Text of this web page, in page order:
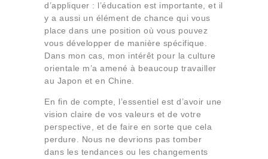
d’appliquer : l’éducation est importante, et il
y a aussi un élément de chance qui vous
place dans une position où vous pouvez
vous développer de manière spécifique.
Dans mon cas, mon intérêt pour la culture
orientale m’a amené à beaucoup travailler
au Japon et en Chine.
En fin de compte, l’essentiel est d’avoir une
vision claire de vos valeurs et de votre
perspective, et de faire en sorte que cela
perdure. Nous ne devrions pas tomber
dans les tendances ou les changements